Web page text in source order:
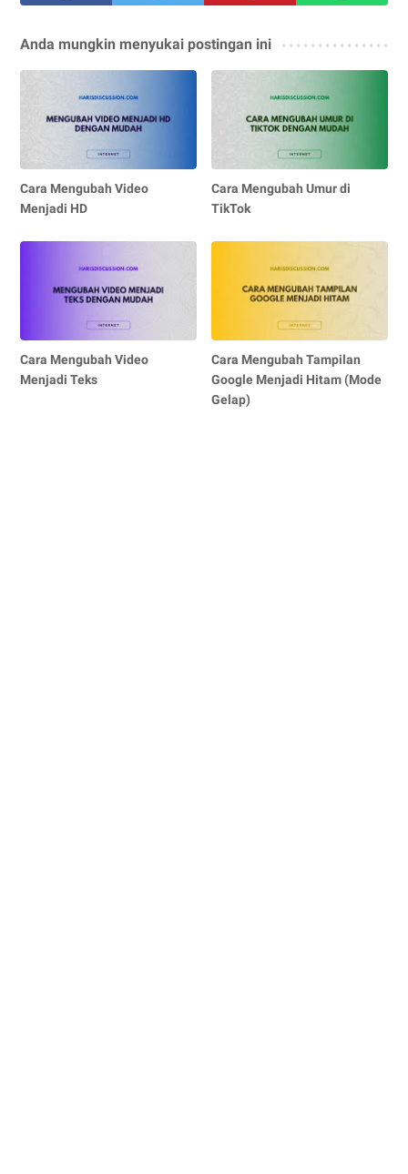
Anda mungkin menyukai postingan ini
Cara Mengubah Video
Menjadi HD
Cara Mengubah Umur di
TikTok
Cara Mengubah Video
Menjadi Teks
Cara Mengubah Tampilan
Google Menjadi Hitam (Mode
Gelap)